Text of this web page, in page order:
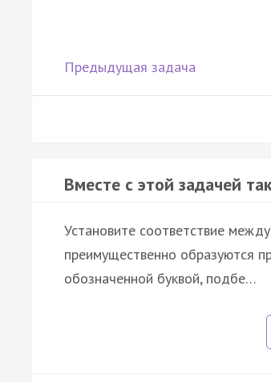
Предыдущая задача
Вместе с этой задачей
Установите соответствие
преимущественно образуются
обозначенной буквой, подбе…